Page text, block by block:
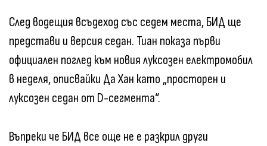
След водещия всъдеход със седем места, БИД ще
представи и версия седан. Тиан показа първи
официален поглед към новия луксозен електромобил
в неделя, описвайки Да Хан като „просторен и
луксозен седан от D-сегмента“.
Въпреки че БИД все още не е разкрил други